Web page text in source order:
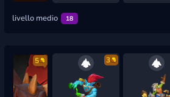
livello medio 18
5 3